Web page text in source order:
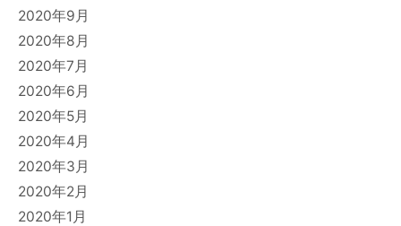
2020年9月
2020年8月
2020年7月
2020年6月
2020年5月
2020年4月
2020年3月
2020年2月
2020年1月